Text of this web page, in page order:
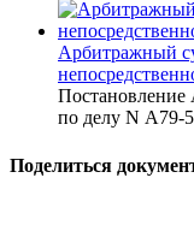
Арбитражный
Постановление
по делу N А79-
Поделиться